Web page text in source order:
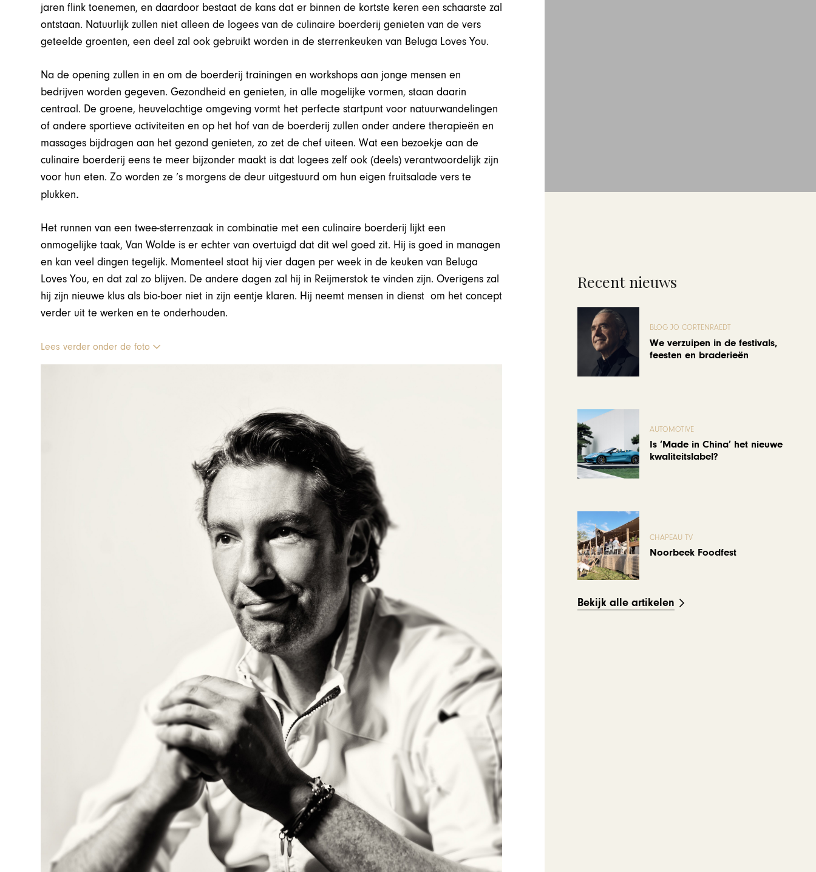
jaren flink toenemen, en daardoor bestaat de kans dat er binnen de kortste keren een schaarste zal
ontstaan. Natuurlijk zullen niet alleen de logees van de culinaire boerderij genieten van de vers
geteelde groenten, een deel zal ook gebruikt worden in de sterrenkeuken van Beluga Loves You.
Na de opening zullen in en om de boerderij trainingen en workshops aan jonge mensen en
bedrijven worden gegeven. Gezondheid en genieten, in alle mogelijke vormen, staan daarin
centraal. De groene, heuvelachtige omgeving vormt het perfecte startpunt voor natuurwandelingen
of andere sportieve activiteiten en op het hof van de boerderij zullen onder andere therapieën en
massages bijdragen aan het gezond genieten, zo zet de chef uiteen. Wat een bezoekje aan de
culinaire boerderij eens te meer bijzonder maakt is dat logees zelf ook (deels) verantwoordelijk zijn
voor hun eten. Zo worden ze ’s morgens de deur uitgestuurd om hun eigen fruitsalade vers te
plukken.
Het runnen van een twee-sterrenzaak in combinatie met een culinaire boerderij lijkt een
onmogelijke taak, Van Wolde is er echter van overtuigd dat dit wel goed zit. Hij is goed in managen
en kan veel dingen tegelijk. Momenteel staat hij vier dagen per week in de keuken van Beluga
Loves You, en dat zal zo blijven. De andere dagen zal hij in Reijmerstok te vinden zijn. Overigens zal
hij zijn nieuwe klus als bio-boer niet in zijn eentje klaren. Hij neemt mensen in dienst om het concept
verder uit te werken en te onderhouden.
Lees verder onder de foto
Recent nieuws
BLOG JO CORTENRAEDT
We verzuipen in de festivals,
feesten en braderieën
AUTOMOTIVE
Is ‘Made in China’ het nieuwe
kwaliteitslabel?
CHAPEAU TV
Noorbeek Foodfest
Bekijk alle artikelen